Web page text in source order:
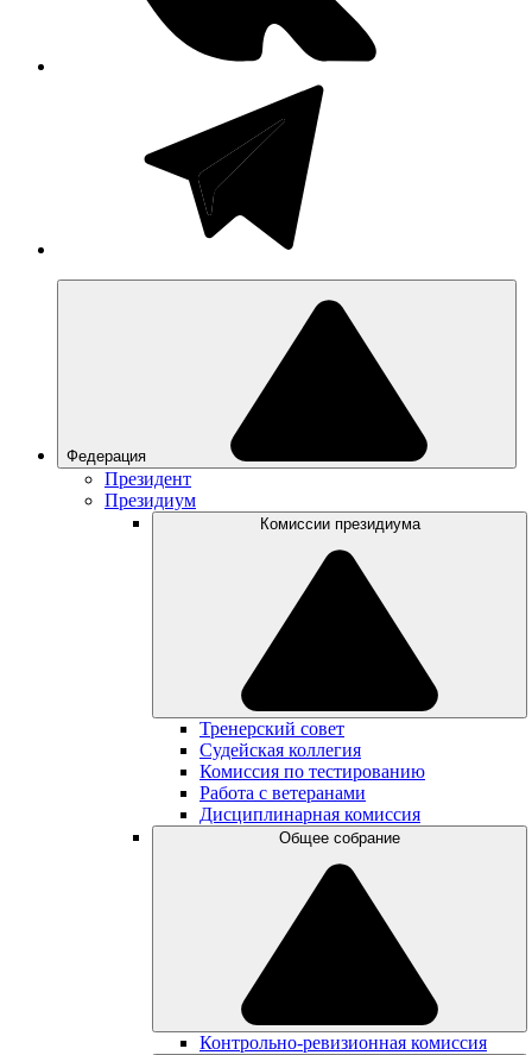
Федерация
Президент
Президиум
Комиссии президиума
Тренерский совет
Судейская коллегия
Комиссия по тестированию
Работа с ветеранами
Дисциплинарная комиссия
Общее собрание
Контрольно-ревизионная комиссия